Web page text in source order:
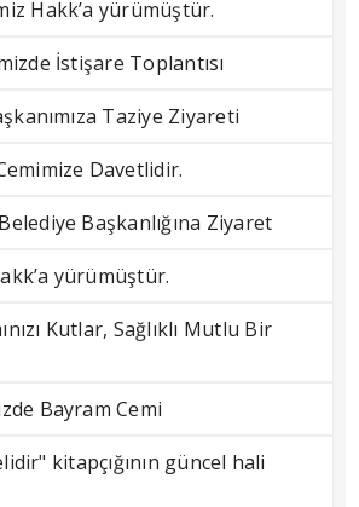
Hakk’a yürümüştür.
İstişare Toplantısı
Taziye Ziyareti
Davetlidir.
Başkanlığına Ziyaret
yürümüştür.
Kutlar, Sağlıklı Mutlu Bir
Bayram Cemi
kitapçığının güncel hali